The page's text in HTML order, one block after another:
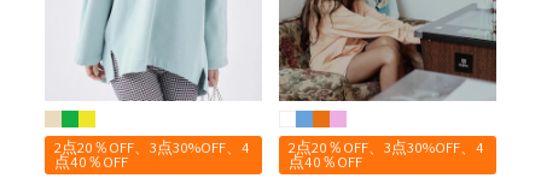
2点20％OFF、3点30%OFF、4
点40％OFF
2点20％OFF、3点30%OFF、4
点40％OFF